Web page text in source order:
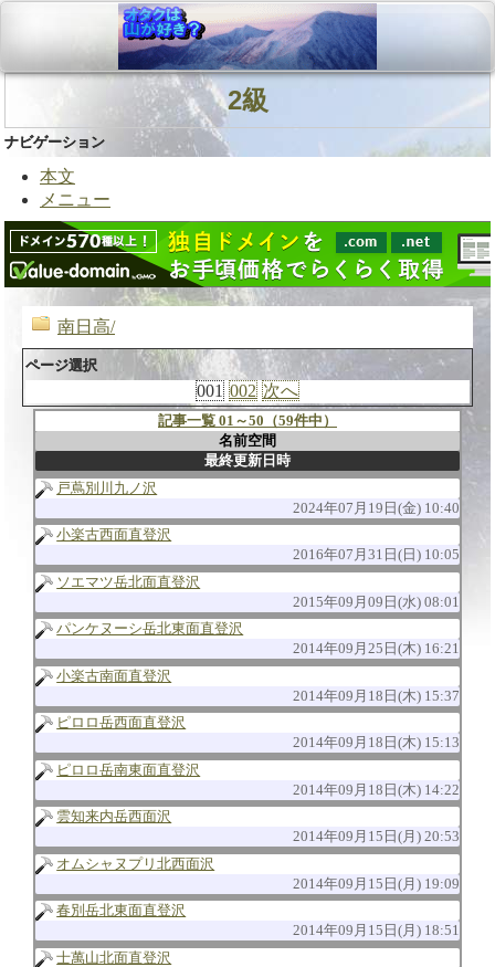
2級
ナビゲーション
本文
メニュー
南日高/
ページ選択
001 002 次へ
記事一覧 01～50（59件中）
名前空間
最終更新日時
戸蔦別川九ノ沢
2024年07月19日(金) 10:40
小楽古西面直登沢
2016年07月31日(日) 10:05
ソエマツ岳北面直登沢
2015年09月09日(水) 08:01
パンケヌーシ岳北東面直登沢
2014年09月25日(木) 16:21
小楽古南面直登沢
2014年09月18日(木) 15:37
ピロロ岳西面直登沢
2014年09月18日(木) 15:13
ピロロ岳南東面直登沢
2014年09月18日(木) 14:22
雲知来内岳西面沢
2014年09月15日(月) 20:53
オムシャヌプリ北西面沢
2014年09月15日(月) 19:09
春別岳北東面直登沢
2014年09月15日(月) 18:51
士萬山北面直登沢